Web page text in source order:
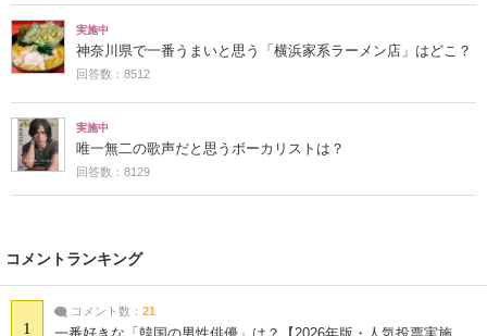
実施中
神奈川県で一番うまいと思う「横浜家系ラーメン店」はどこ？
回答数：8512
実施中
唯一無二の歌声だと思うボーカリストは？
回答数：8129
コメントランキング
1
コメント数： 21